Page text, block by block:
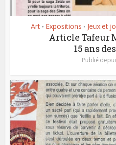
Art • Expositions • Jeux et
Article Tafeur
15 ans
Publié